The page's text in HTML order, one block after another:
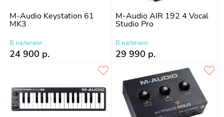
M-Audio Keystation 61
MK3
В наличии
24 900 р.
M-Audio AIR 192 4 Vocal
Studio Pro
В наличии
29 990 р.